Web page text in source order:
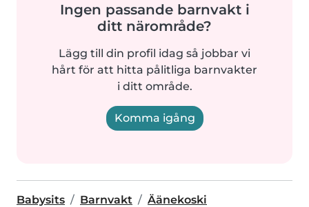
Ingen passande barnvakt i
ditt närområde?
Lägg till din profil idag så jobbar vi
hårt för att hitta pålitliga barnvakter
i ditt område.
Komma igång
Babysits Barnvakt Äänekoski